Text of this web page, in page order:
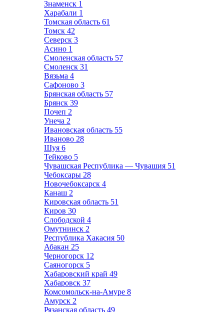
Знаменск 1
Харабали 1
Томская область 61
Томск 42
Северск 3
Асино 1
Смоленская область 57
Смоленск 31
Вязьма 4
Сафоново 3
Брянская область 57
Брянск 39
Почеп 2
Унеча 2
Ивановская область 55
Иваново 28
Шуя 6
Тейково 5
Чувашская Республика — Чувашия 51
Чебоксары 28
Новочебоксарск 4
Канаш 2
Кировская область 51
Киров 30
Слободской 4
Омутнинск 2
Республика Хакасия 50
Абакан 25
Черногорск 12
Саяногорск 5
Хабаровский край 49
Хабаровск 37
Комсомольск-на-Амуре 8
Амурск 2
Рязанская область 49